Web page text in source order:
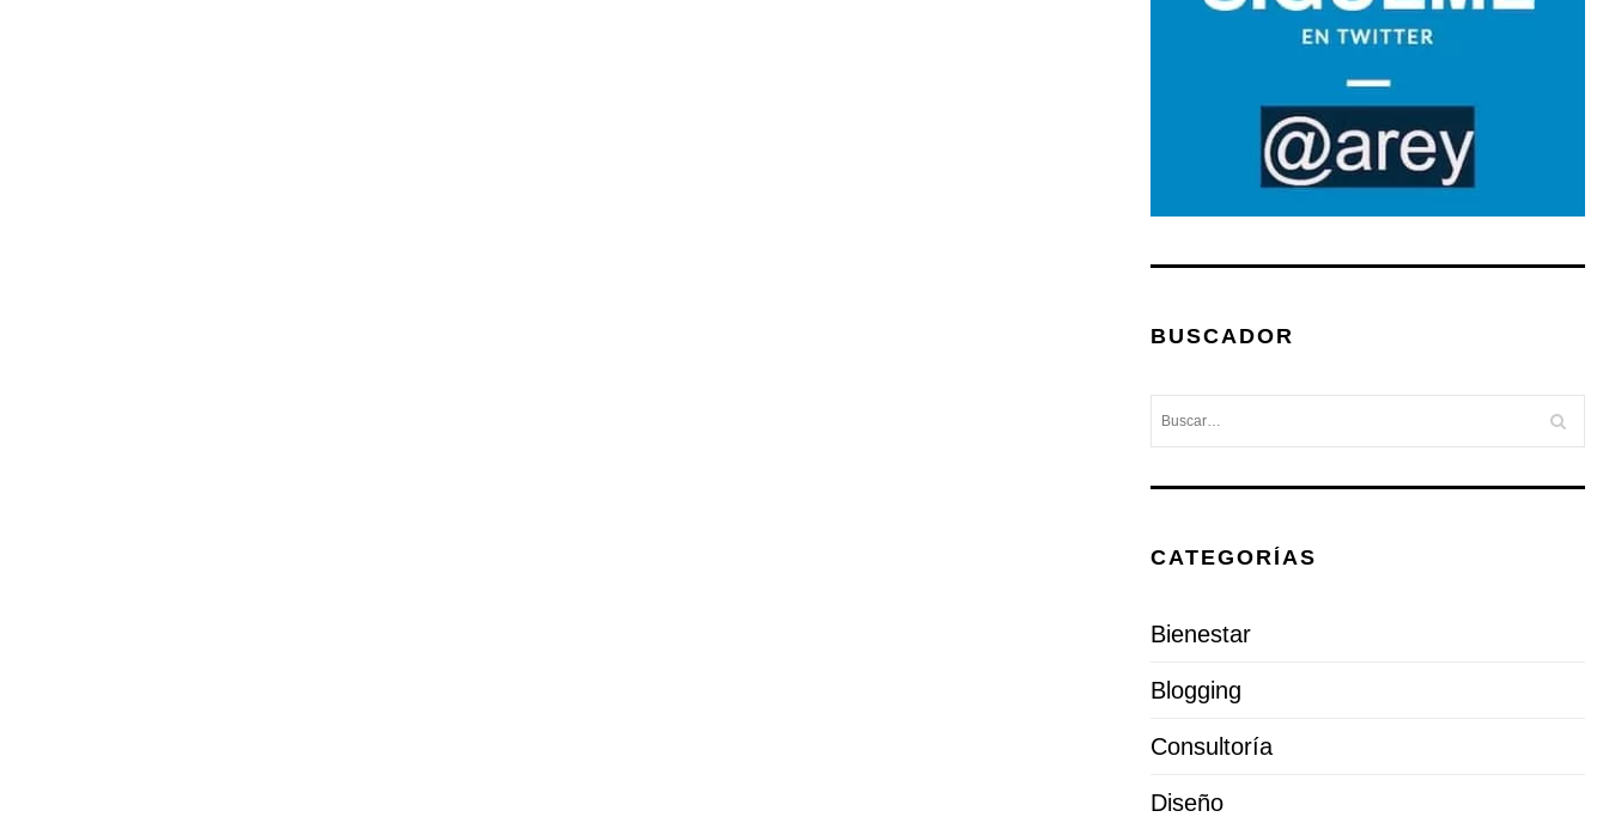
BUSCADOR
CATEGORÍAS
Bienestar
Blogging
Consultoría
Diseño